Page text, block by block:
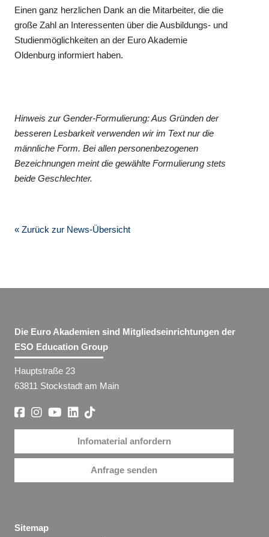
Einen ganz herzlichen Dank an die Mitarbeiter, die die
große Zahl an Interessenten über die Ausbildungs- und
Studienmöglichkeiten an der Euro Akademie
Oldenburg informiert haben.
Hinweis zur Gender-Formulierung: Aus Gründen der
besseren Lesbarkeit verwenden wir im Text nur die
männliche Form. Bei allen personenbezogenen
Bezeichnungen meint die gewählte Formulierung stets
beide Geschlechter.
« Zurück zur News-Übersicht
Die Euro Akademien sind Mitgliedseinrichtungen der
ESO Education Group
Hauptstraße 23
63811 Stockstadt am Main
Infomaterial anfordern
Anfrage senden
Sitemap